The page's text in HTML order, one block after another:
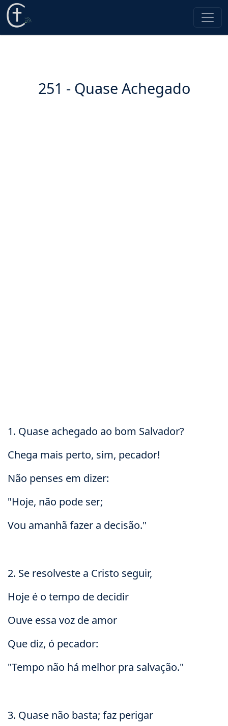
251 - Quase Achegado
1. Quase achegado ao bom Salvador?
Chega mais perto, sim, pecador!
Não penses em dizer:
"Hoje, não pode ser;
Vou amanhã fazer a decisão."
2. Se resolveste a Cristo seguir,
Hoje é o tempo de decidir
Ouve essa voz de amor
Que diz, ó pecador:
"Tempo não há melhor pra salvação."
3. Quase não basta; faz perigar